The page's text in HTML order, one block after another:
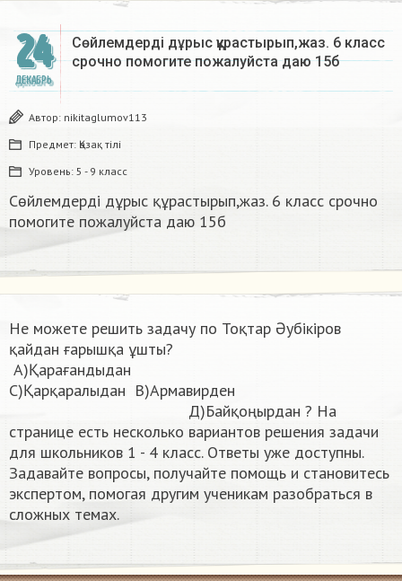
24
ДЕКАБРЬ
Сөйлемдерді дұрыс құрастырып,жаз. 6 класс
срочно помогите пожалуйста даю 15б​
Автор: nikitaglumov113
Предмет: Қазақ тiлi
Уровень: 5 - 9 класс
Сөйлемдерді дұрыс құрастырып,жаз. 6 класс срочно
помогите пожалуйста даю 15б​
Не можете решить задачу по Тоқтар Әубікіров
қайдан ғарышқа ұшты?
А)Қарағандыдан
С)Қарқаралыдан В)Армавирден
Д)Байқоңырдан ​? На
странице есть несколько вариантов решения задачи
для школьников 1 - 4 класс. Ответы уже доступны.
Задавайте вопросы, получайте помощь и становитесь
экспертом, помогая другим ученикам разобраться в
сложных темах.